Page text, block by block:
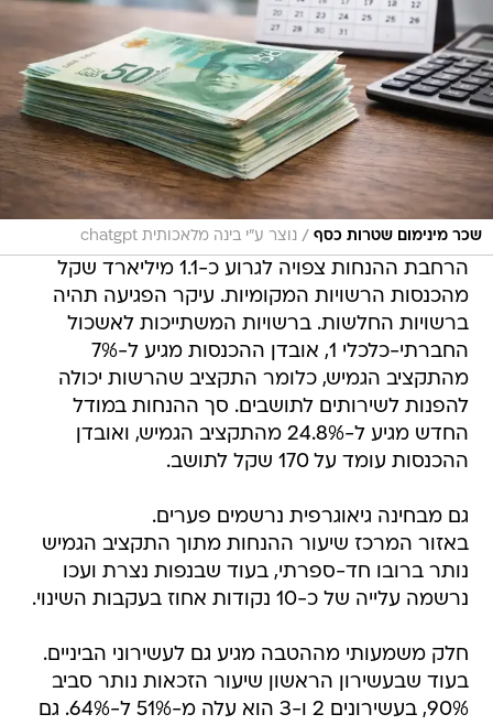
שכר מינימום שטרות כסף / נוצר ע"י בינה מלאכותית chatgpt
הרחבת ההנחות צפויה לגרוע כ-1.1 מיליארד שקל
מהכנסות הרשויות המקומיות. עיקר הפגיעה תהיה
ברשויות החלשות. ברשויות המשתייכות לאשכול
החברתי-כלכלי 1, אובדן ההכנסות מגיע ל-7%
מהתקציב הגמיש, כלומר התקציב שהרשות יכולה
להפנות לשירותים לתושבים. סך ההנחות במודל
החדש מגיע ל-24.8% מהתקציב הגמיש, ואובדן
ההכנסות עומד על 170 שקל לתושב.
גם מבחינה גיאוגרפית נרשמים פערים.
באזור המרכז שיעור ההנחות מתוך התקציב הגמיש
נותר ברובו חד-ספרתי, בעוד שבנפות נצרת ועכו
נרשמה עלייה של כ-10 נקודות אחוז בעקבות השינוי.
חלק משמעותי מההטבה מגיע גם לעשירוני הביניים.
בעוד שבעשירון הראשון שיעור הזכאות נותר סביב
90%, בעשירונים 2 ו-3 הוא עלה מ-51% ל-64%. גם